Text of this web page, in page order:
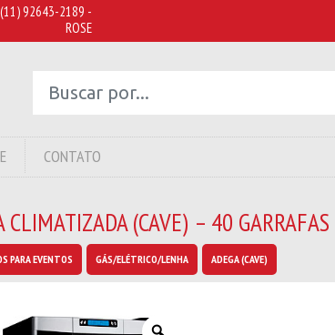
(11) 92643-2189 -
ROSE
CONTATO
CLIMATIZADA (CAVE) – 40 GARRAFAS
PARA EVENTOS GÁS/ELÉTRICO/LENHA ADEGA (CAVE)